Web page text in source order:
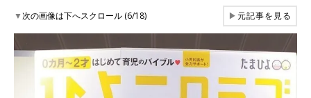
▼次の画像は下へスクロール (6/18) ▶元記事を見る